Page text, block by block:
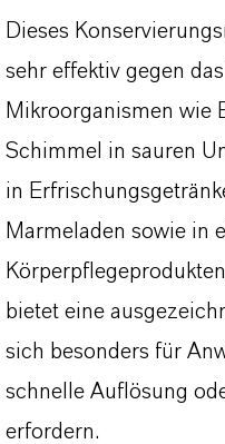
Dieses
sehr effektiv gegen
Mikroorganismen wie
Schimmel in sauren
in
Marmeladen sowie in
bietet eine
sich besonders für
schnelle Auflösung
erfordern.